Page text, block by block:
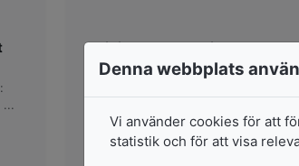
...
Sigillset Manuscript 17MM
Sigillset med klock-symbol,
I lager
Denna webbplats
Vi använder cookies för att
statistik och för att visa